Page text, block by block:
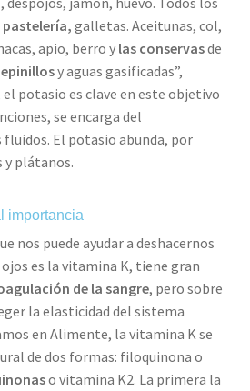
pastelería, galletas. Aceitunas, col,
apio, berro y las conservasde
y aguas gasificadas”,
potasio es clave en este objetivo
se encarga del
El potasio abunda, por
y plátanos.
importancia
nos puede ayudar a deshacernos
es la vitamina K, tiene gran
de la sangre, pero sobre
la elasticidad del sistema
en Alimente, la vitamina K se
de dos formas: filoquinona o
o vitamina K2. La primera la